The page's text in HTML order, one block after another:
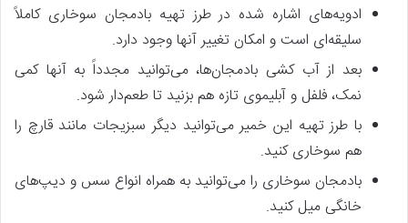
ادویه‌های اشاره شده در طرز تهیه بادمجان سوخاری کاملاً
سلیقه‌ای است و امکان تغییر آنها وجود دارد.
بعد از آب کشی بادمجان‌ها، می‌توانید مجدداً به آنها کمی
نمک، فلفل و آبلیموی تازه هم بزنید تا طعم‌دار شود.
با طرز تهیه این خمیر می‌توانید دیگر سبزیجات مانند قارچ را
هم سوخاری کنید.
بادمجان سوخاری را می‌توانید به همراه انواع سس و دیپ‌های
خانگی میل کنید.